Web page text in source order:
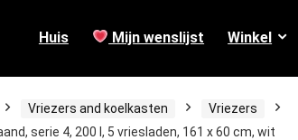
Huis Mijn wenslijst Winkel
Vriezers and koelkasten
Vriezers
serie 4, 200 l, 5 vriesladen, 161 x 60 cm, wit